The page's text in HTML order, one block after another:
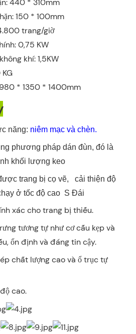
440 * 310mm
150 * 100mm
trang/giờ
0,75 KW
khí: 1,5KW
* 1350 * 1400mm
năng: niêm mạc và chèn.
phương pháp dán đùn, đó là
khối lượng keo
trang bị cọ vẽ,
cải thiện độ
ở tốc độ cao S Đái
xác cho trang bị thiếu.
tương tự như cơ cấu kẹp và
ổn định và đáng tin cậy.
chất lượng cao và ổ trục tự
cao.